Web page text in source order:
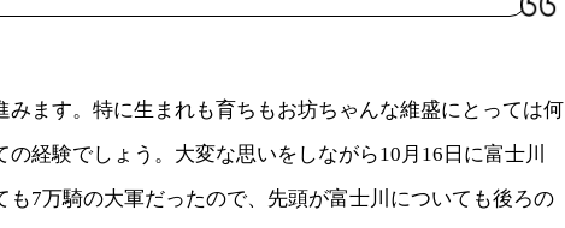
みます。特に生まれも育ちもお坊ちゃんな維盛にとっては何
の経験でしょう。大変な思いをしながら10月16日に富士川
も7万騎の大軍だったので、先頭が富士川についても後ろの